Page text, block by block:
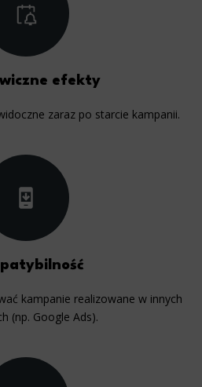
efekty
zaraz po starcie kampanii.
kampanie realizowane w innych
(np. Google Ads).